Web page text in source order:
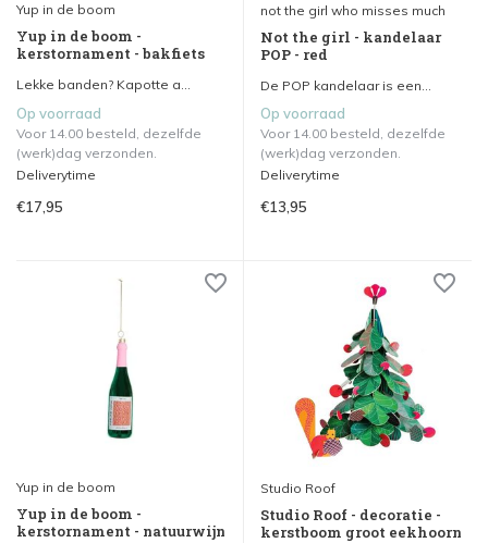
Yup in de boom
Yup in de boom -
kerstornament - bakfiets
Lekke banden? Kapotte a...
Op voorraad
Voor 14.00 besteld, dezelfde
(werk)dag verzonden.
Deliverytime
€17,95
not the girl who misses much
Not the girl - kandelaar
POP - red
De POP kandelaar is een...
Op voorraad
Voor 14.00 besteld, dezelfde
(werk)dag verzonden.
Deliverytime
€13,95
Yup in de boom
Yup in de boom -
kerstornament - natuurwijn
Studio Roof
Studio Roof - decoratie -
kerstboom groot eekhoorn